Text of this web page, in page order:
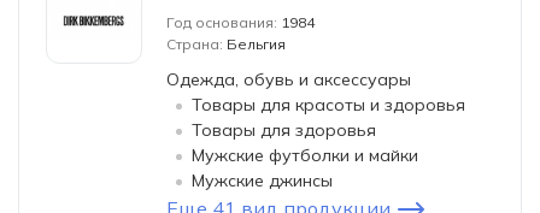
Год основания: 1984
Страна: Бельгия
Одежда, обувь и аксессуары
Товары для красоты и здоровья
Товары для здоровья
Мужские футболки и майки
Мужские джинсы
Еще 41 вид продукции